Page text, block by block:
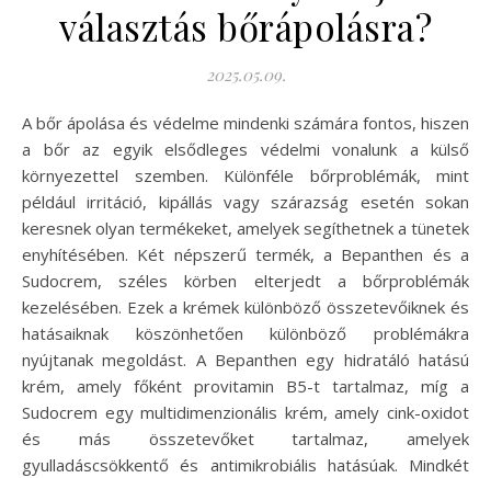
választás bőrápolásra?
2025.05.09.
A bőr ápolása és védelme mindenki számára fontos, hiszen
a bőr az egyik elsődleges védelmi vonalunk a külső
környezettel szemben. Különféle bőrproblémák, mint
például irritáció, kipállás vagy szárazság esetén sokan
keresnek olyan termékeket, amelyek segíthetnek a tünetek
enyhítésében. Két népszerű termék, a Bepanthen és a
Sudocrem, széles körben elterjedt a bőrproblémák
kezelésében. Ezek a krémek különböző összetevőiknek és
hatásaiknak köszönhetően különböző problémákra
nyújtanak megoldást. A Bepanthen egy hidratáló hatású
krém, amely főként provitamin B5-t tartalmaz, míg a
Sudocrem egy multidimenzionális krém, amely cink-oxidot
és más összetevőket tartalmaz, amelyek
gyulladáscsökkentő és antimikrobiális hatásúak. Mindkét